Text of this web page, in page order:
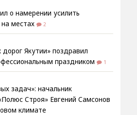
о намерении усилить
местах
2
Якутии» поздравил
праздником
1
задач»: начальник
Строя» Евгений Самсонов
климате